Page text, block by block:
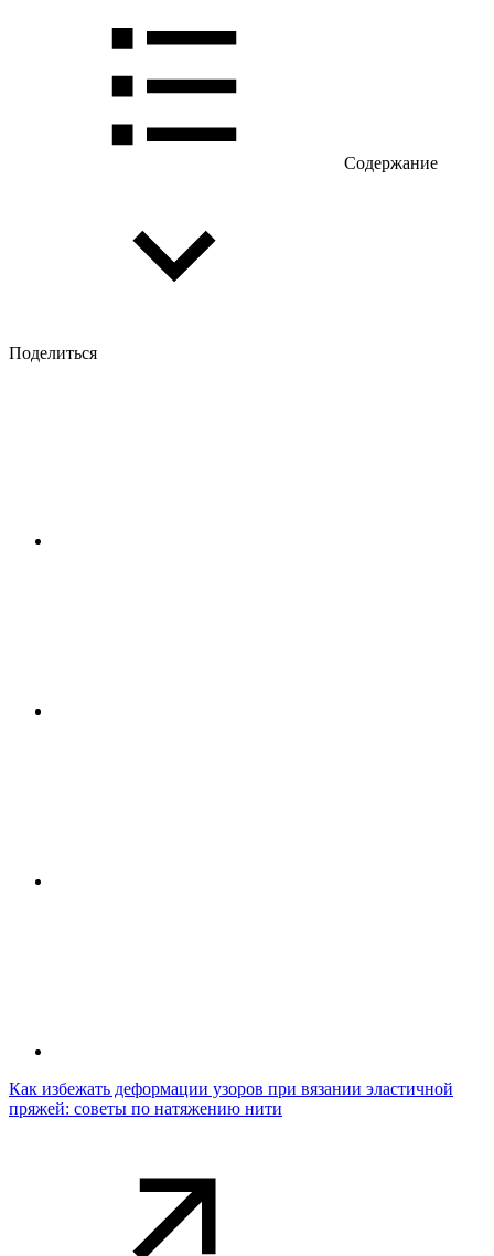
Содержание
Поделиться
Как избежать деформации узоров при вязании эластичной
пряжей: советы по натяжению нити